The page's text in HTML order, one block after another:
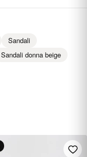
Sandali
Sandali donna beige